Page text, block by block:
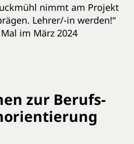
nimmt am Projekt
Lehrer/-in werden!“
im März 2024
zur Berufs-